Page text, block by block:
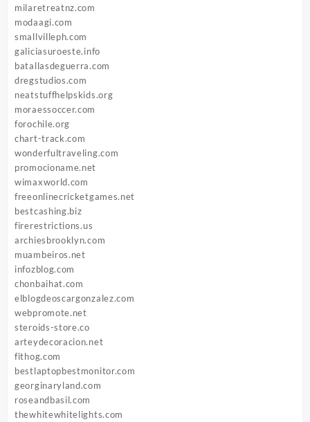
milaretreatnz.com
modaagi.com
smallvilleph.com
galiciasuroeste.info
batallasdeguerra.com
dregstudios.com
neatstuffhelpskids.org
moraessoccer.com
forochile.org
chart-track.com
wonderfultraveling.com
promocioname.net
wimaxworld.com
freeonlinecricketgames.net
bestcashing.biz
firerestrictions.us
archiesbrooklyn.com
muambeiros.net
infozblog.com
chonbaihat.com
elblogdeoscargonzalez.com
webpromote.net
steroids-store.co
arteydecoracion.net
fithog.com
bestlaptopbestmonitor.com
georginaryland.com
roseandbasil.com
thewhitewhitelights.com